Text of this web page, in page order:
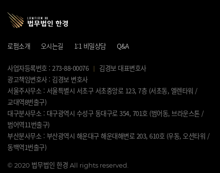
로펌소개 오시는길 1:1 비밀상담 Q&A
사업자등록번호 : 273-88-00076
김경보 대표변호사
광고책임변호사 : 김경보 변호사
서울주사무소 : 서울특별시 서초구 서초중앙로 123, 7층 (서초동, 엘렌타워 /
교대역8번출구)
대구분사무소 : 대구광역시 수성구 동대구로 354, 701호 (범어동, 브라운스톤 /
범어역11번출구)
부산분사무소 : 부산광역시 해운대구 해운대해변로 203, 610호 (우동, 오션타워 /
동백역1번출구)
© 2020 법무법인 한경 All rights reserved.